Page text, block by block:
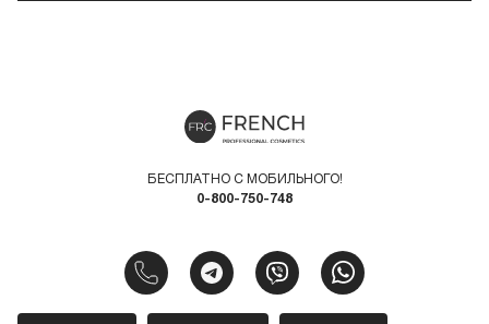
БЕСПЛАТНО С МОБИЛЬНОГО!
0-800-750-748